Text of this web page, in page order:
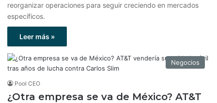
reorganizar operaciones para seguir creciendo en mercados
específicos.
Leer más »
Negocios
Pool CEO
¿Otra empresa se va de México? AT&T